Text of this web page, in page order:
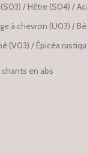
/ Hêtre (S04) /
à chevron (U03) /
(V03) / Épicéa
en abs